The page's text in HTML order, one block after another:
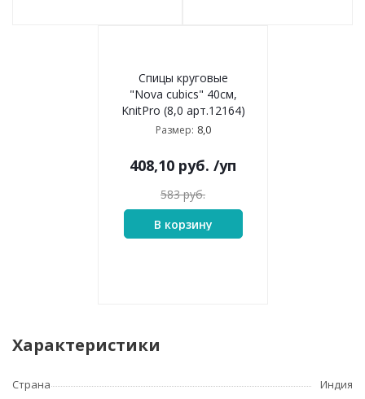
Спицы круговые
"Nova cubics" 40см,
KnitPro (8,0 арт.12164)
Размер: 8,0
408,10 руб. /уп
583руб.
В корзину
Характеристики
Страна
Индия